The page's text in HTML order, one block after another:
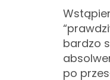
bardzo
po